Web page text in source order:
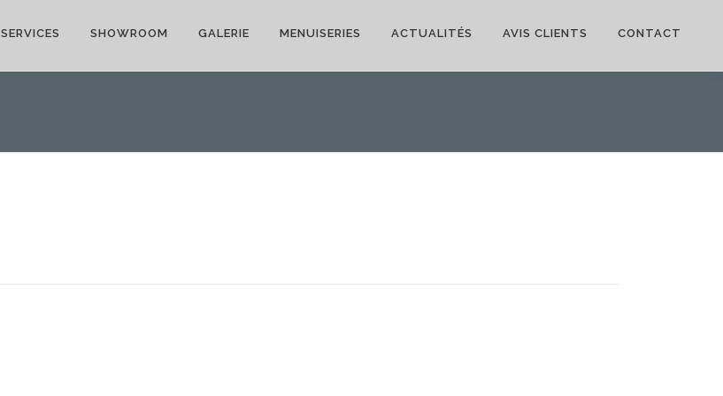
SERVICES SHOWROOM GALERIE MENUISERIES ACTUALITÉS AVIS CLIENTS CONTACT